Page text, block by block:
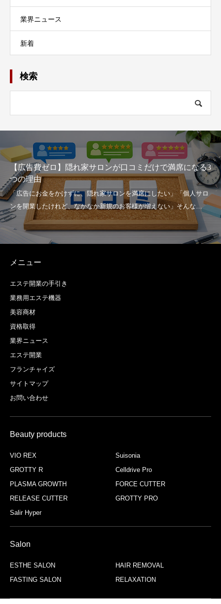
業界ニュース
新着
検索
家賃・人件費に圧迫されない！ 2026年に選ぶべき「シェ
アサロン」を活用したローリスク開業
メニュー
エステ開業の手引き
業務用エステ機器
美容商材
資格取得
業界ニュース
エステ開業
フランチャイズ
サイトマップ
お問い合わせ
Beauty products
VIO REX
Suisonia
GROTTY R
Celldrive Pro
PLASMA GROWTH
FORCE CUTTER
RELEASE CUTTER
GROTTY PRO
Salir Hyper
Salon
ESTHE SALON
HAIR REMOVAL
FASTING SALON
RELAXATION